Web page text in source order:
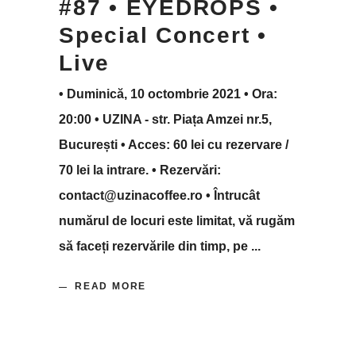
#87 • EYEDROPS •
Special Concert •
Live
• Duminică, 10 octombrie 2021 • Ora:
20:00 • UZINA - str. Piața Amzei nr.5,
București • Acces: 60 lei cu rezervare /
70 lei la intrare. • Rezervări:
contact@uzinacoffee.ro • Întrucât
numărul de locuri este limitat, vă rugăm
să faceți rezervările din timp, pe
READ MORE